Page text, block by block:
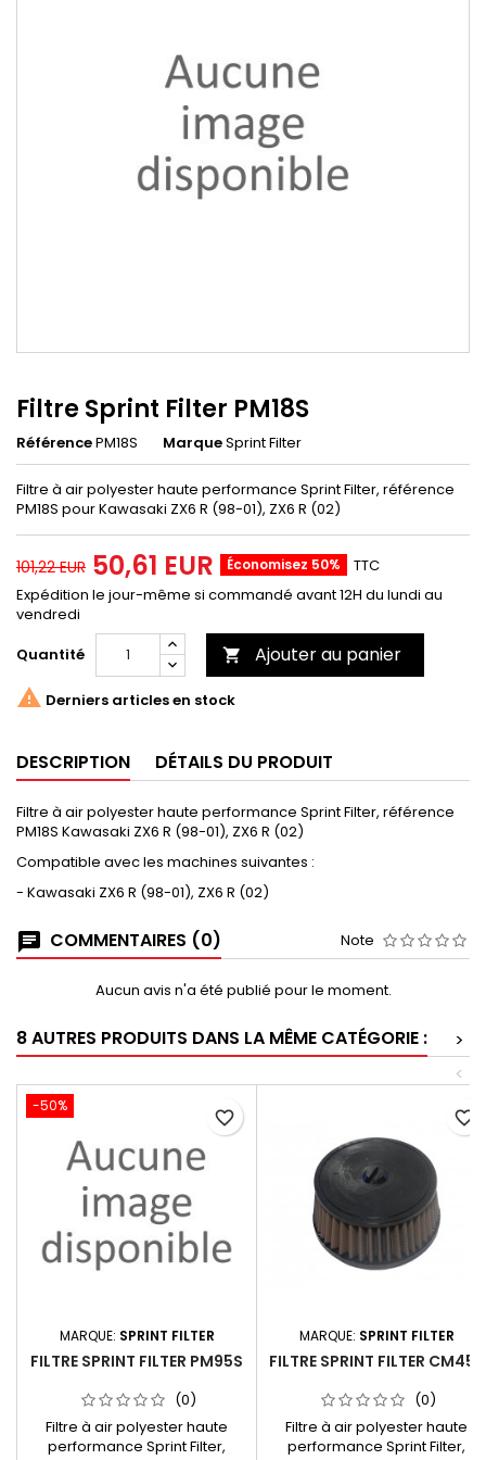
Filtre Sprint Filter PM18S
RéférencePM18S MarqueSprint Filter
Filtre à air polyester haute performance Sprint Filter, référence
PM18S pour Kawasaki ZX6 R (98-01), ZX6 R (02)
101,22 EUR 50,61 EUR Économisez 50%
TTC
Expédition le jour-même si commandé avant 12H du lundi au
vendredi
Quantité
 Ajouter au panier
 Derniers articles en stock
DESCRIPTION DÉTAILS DU PRODUIT
Filtre à air polyester haute performance Sprint Filter, référence
PM18S Kawasaki ZX6 R (98-01), ZX6 R (02)
Compatible avec les machines suivantes :
- Kawasaki ZX6 R (98-01), ZX6 R (02)
COMMENTAIRES (0) Note
Aucun avis n'a été publié pour le moment.
8 AUTRES PRODUITS DANS LA MÊME CATÉGORIE :
>
<
-50%
MARQUE: SPRINT FILTER
FILTRE SPRINT FILTER PM95S
(0)
Filtre à air polyester haute
performance Sprint Filter,
favorite_border
MARQUE: SPRINT FILTER
FILTRE SPRINT FILTER CM45S
(0)
Filtre à air polyester haute
performance Sprint Filter,
favorite_border